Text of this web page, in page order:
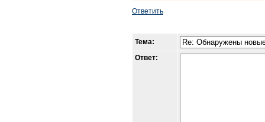
Ответить
Тема:
Ответ: